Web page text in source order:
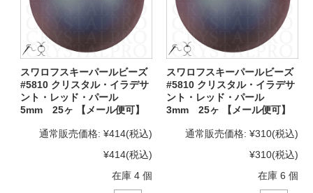
スワロフスキーパールビーズ
#5810 クリスタル・イラデサ
ント・レッド・パール
5mm 25ヶ 【メール便可】
通常販売価格: ¥414(税込)
¥414(税込)
在庫 4 個
スワロフスキーパールビーズ
#5810 クリスタル・イラデサ
ント・レッド・パール
3mm 25ヶ 【メール便可】
通常販売価格: ¥310(税込)
¥310(税込)
在庫 6 個